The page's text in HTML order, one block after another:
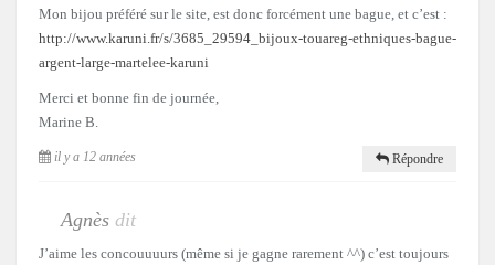
Mon bijou préféré sur le site, est donc forcément une bague, et c’est :
http://www.karuni.fr/s/3685_29594_bijoux-touareg-ethniques-bague-
argent-large-martelee-karuni
Merci et bonne fin de journée,
Marine B.
il y a 12 années Répondre
Agnès dit
J’aime les concouuuurs (même si je gagne rarement ^^) c’est toujours